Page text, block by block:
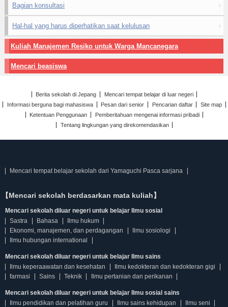
Bagian konsultasi
Hal-hal yang harus diperhatikan saat kelulusan
Kuliah Manajemen Resiko untuk Warga Mancanegara
Mencari beasiswa
Berita sekolah di Jepang
Mencari tempat belajar di luar negeri
Informasi berguna bagi mahasiswa
Pesan dari senior Pencarian daftar
Site map
Ketentuan Penggunaan
Pemberitahuan mengenai informasi pribadi
Tentang lingkungan yang direkomendasikan
Mencari tempat belajar sekolah dari Yamaguchi Pasca sarjana
【Mencari sekolah berdasarkan mata kuliah】
Mencari sekolah diluar negeri untuk belajar Ilmu sosial
Sastra
Bahasa
Ilmu hukum
Ekonomi, manajemen, dan perdagangan
Ilmu sosiologi
Ilmu hubungan international
Mencari sekolah diluar negeri untuk belajar Ilmu sains
Ilmu keperaawatan dan kesehatan
Ilmu kedokteran dan kedokteran gigi
farmasi
Sains Teknik Ilmu pertanian dan perikanan
Mencari sekolah diluar negeri untuk belajar Ilmu sosial sains
Ilmu pendidikan dan pelatihan guru
Ilmu sains kehidupan
Ilmu seni